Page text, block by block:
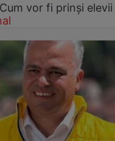
vor fi prinși elevii